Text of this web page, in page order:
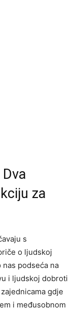
za
s
o ljudskoj
podseća na
i ljudskoj dobroti
gdje
i međusobnom